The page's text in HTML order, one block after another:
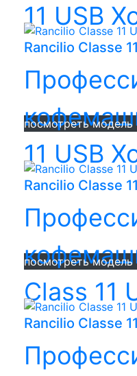
11 USB
Rancilio Classe
11 USB
посмотреть модель
Rancilio Classe
Class 11
посмотреть модель
Rancilio Classe